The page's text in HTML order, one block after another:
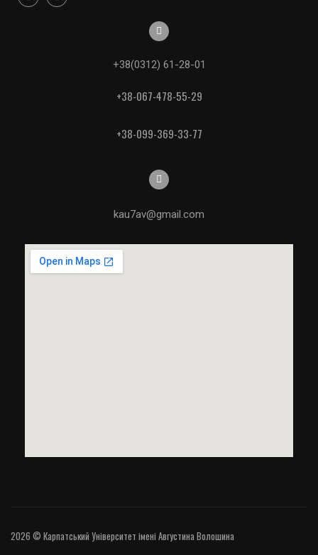
+38(0312) 61-28-01
+38-067-478-55-29
+38-099-369-33-77
kau7av@gmail.com
2026 © Карпатський Університет імені Августина Волошина